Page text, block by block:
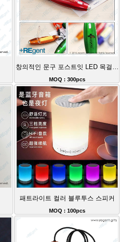
창의적인 문구 포스트잇 LED 목걸이 조명 펜
MOQ : 300pcs
패트라이트 컬러 블루투스 스피커
MOQ : 100pcs